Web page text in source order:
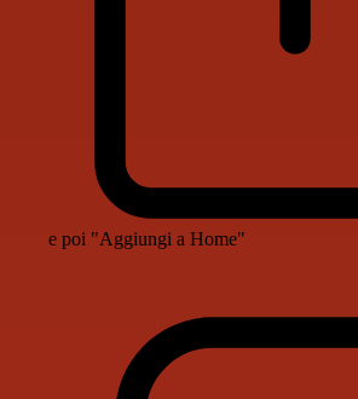
e poi "Aggiungi a Home"